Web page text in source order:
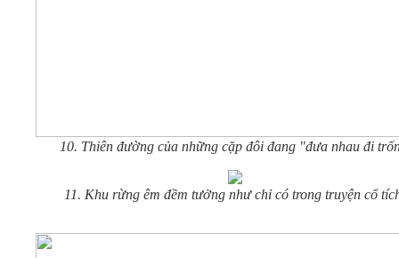
10. Thiên đường của những cặp đôi đang "đưa nhau đi
11. Khu rừng êm đềm tưởng như chỉ có trong truyện cổ